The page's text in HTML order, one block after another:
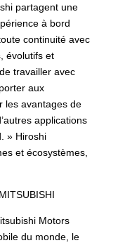
partagent une
à bord
continuité avec
évolutifs et
travailler avec
aux
les avantages de
applications
» Hiroshi
et écosystèmes,
Motors
du monde, le